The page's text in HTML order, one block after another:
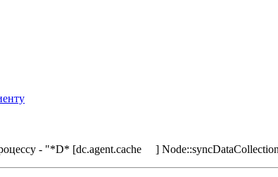
- "*D* [dc.agent.cache ]